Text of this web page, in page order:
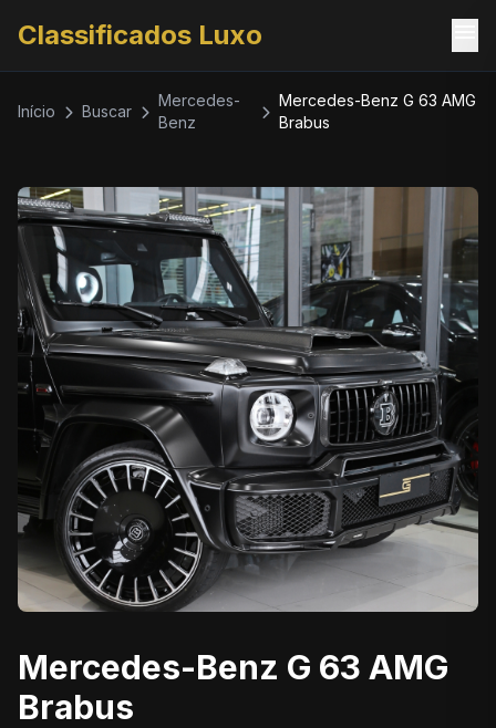
Classificados Luxo
Início Buscar
Mercedes-
Benz
Mercedes-Benz G 63 AMG
Brabus
Mercedes-Benz G 63 AMG
Brabus